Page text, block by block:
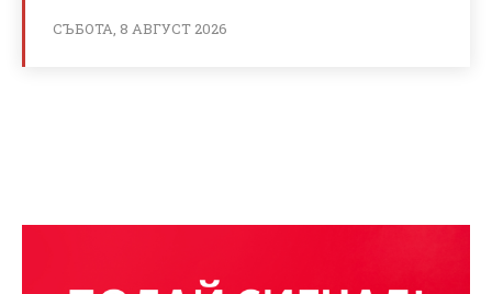
СЪБОТА, 8 АВГУСТ 2026